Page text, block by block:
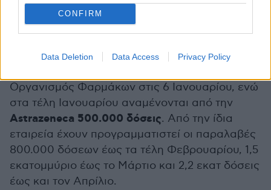
CONFIRM
Data Deletion Data Access Privacy Policy
Παράλληλα, για το πρώτο τρίμηνο του 2021
την εταιρεία Moderna, για την οποία
Οργανισμός Φαρμάκων στις 6 Ιανουαρίου, ενώ
στα τέλη Ιανουαρίου αναμένονται από την
Astrazeneca 500.000 δόσεις. Από την ίδια
εταιρεία έχουν προγραμματιστεί οι παραλαβές
800.000 δόσεων έως τα τέλη Φεβρουαρίου, 1,5
εκατομμύριο έως το Μάρτιο και 2,2 εκατ δόσεις
έως και τον Απρίλιο.